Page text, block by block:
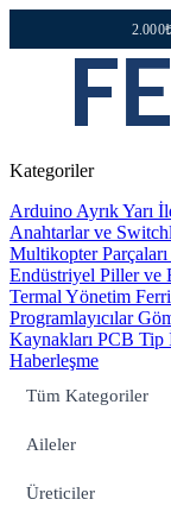
Kategoriler
Arduino Ayrık Yarı
Anahtarlar ve
Multikopter Parçaları
Endüstriyel Piller ve
Termal Yönetim
Programlayıcılar
Kaynakları PCB Tip
Haberleşme
Tüm Kategoriler
Aileler
Üreticiler